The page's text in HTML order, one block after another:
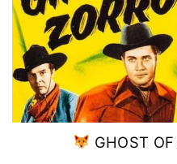
GHOST OF